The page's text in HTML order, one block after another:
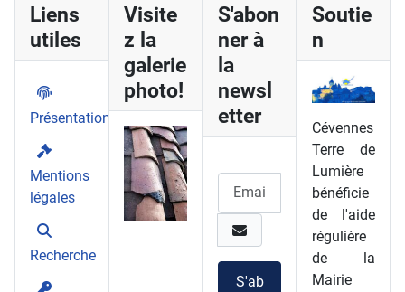
Liens
utiles
Présentation
Mentions
légales
Recherche
Visite
z la
galerie
photo!
S'abon
ner à
la
newsl
etter
S'ab
Soutie
n
Cévennes
Terre de
Lumière
bénéficie
de l'aide
régulière
de la
Mairie